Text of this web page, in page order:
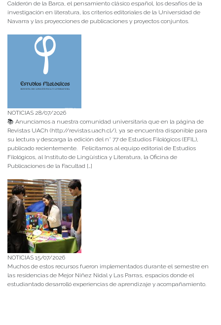
Calderón de la Barca, el pensamiento clásico español, los desafíos de la
investigación en literatura, los criterios editoriales de la Universidad de
Navarra y las proyecciones de publicaciones y proyectos conjuntos.
NOTICIAS 28/07/2026
📚 Anunciamos a nuestra comunidad universitaria que en la página de
Revistas UACh (http://revistas.uach.cl/), ya se encuentra disponible para
su lectura y descarga la edición del n° 77 de Estudios Filológicos (EFIL),
publicado recientemente. Felicitamos al equipo editorial de Estudios
Filológicos, al Instituto de Lingüística y Literatura, la Oficina de
Publicaciones de la Facultad […]
NOTICIAS 15/07/2026
Muchos de estos recursos fueron implementados durante el semestre en
las residencias de Mejor Niñez Nidal y Las Parras, espacios donde el
estudiantado desarrolló experiencias de aprendizaje y acompañamiento.